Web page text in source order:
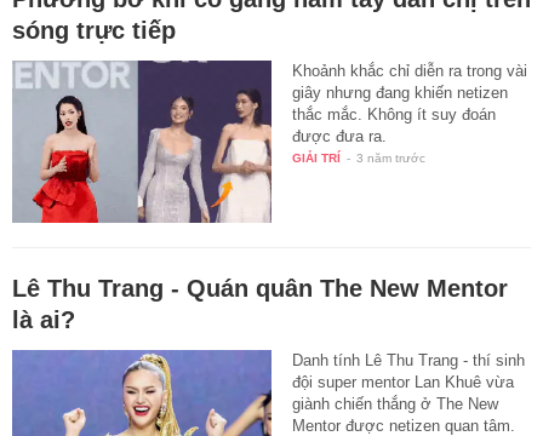
sóng trực tiếp
Khoảnh khắc chỉ diễn ra trong vài
giây nhưng đang khiến netizen
thắc mắc. Không ít suy đoán
được đưa ra.
GIẢI TRÍ - 3 năm trước
Lê Thu Trang - Quán quân The New Mentor
là ai?
Danh tính Lê Thu Trang - thí sinh
đội super mentor Lan Khuê vừa
giành chiến thắng ở The New
Mentor được netizen quan tâm.